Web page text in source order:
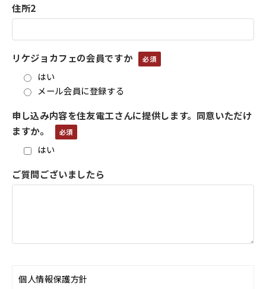
住所2
リケジョカフェの会員ですか
はい
メール会員に登録する
申し込み内容を住友電工さんに提供します。同意いただけ
ますか。
はい
ご質問ございましたら
個人情報保護方針